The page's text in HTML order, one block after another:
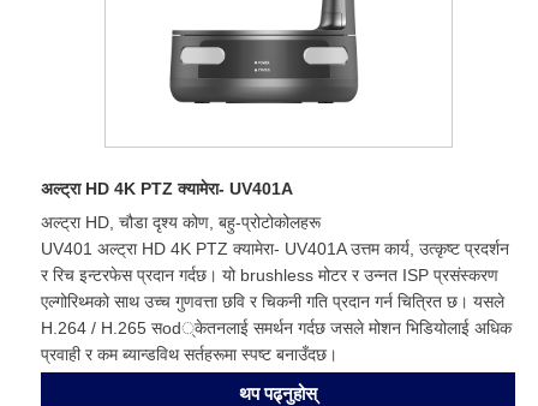
अल्ट्रा HD 4K PTZ क्यामेरा- UV401A
अल्ट्रा HD, चौडा दृश्य कोण, बहु-प्रोटोकोलहरू
UV401 अल्ट्रा HD 4K PTZ क्यामेरा- UV401A उत्तम कार्य, उत्कृष्ट प्रदर्शन
र रिच इन्टरफेस प्रदान गर्दछ। यो brushless मोटर र उन्नत ISP प्रसंस्करण
एल्गोरिथ्मको साथ उच्च गुणवत्ता छवि र चिकनी गति प्रदान गर्न चित्रित छ। यसले
H.264 / H.265 सod्केतनलाई समर्थन गर्दछ जसले मोशन भिडियोलाई अधिक
प्रवाही र कम ब्यान्डविथ सर्तहरूमा स्पष्ट बनाउँदछ।
थप पढ्नुहोस्